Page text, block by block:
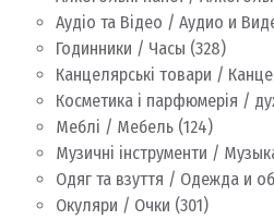
Аудіо та Відео / Аудио и
Годинники / Часы (328)
Канцелярські товари /
Косметика і парфюмерія /
Меблі / Мебель (124)
Музичні інструменти /
Одяг та взуття / Одежда и
Окуляри / Очки (301)